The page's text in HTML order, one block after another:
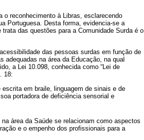
o reconhecimento à Libras, esclarecendo
Portuguesa. Desta forma, evidencia-se a
das questões para a Comunidade Surda é o
das pessoas surdas em função de
na área da Educação, na qual
a Lei 10.098, conhecida como “Lei de
18:
em braile, linguagem de sinais e de
portadora de deficiência sensorial e
área da Saúde se relacionam como aspectos
e o empenho dos profissionais para a